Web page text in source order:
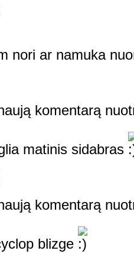
nori ar namuka
komentarą
matinis sidabras
komentarą
blizge